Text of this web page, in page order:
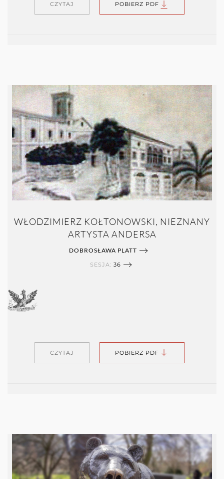
CZYTAJ POBIERZ PDF
WŁODZIMIERZ KOŁTONOWSKI, NIEZNANY
ARTYSTA ANDERSA
DOBROSŁAWA PLATT
SESJA: 36
CZYTAJ POBIERZ PDF